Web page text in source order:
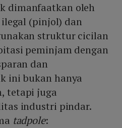
dimanfaatkan oleh
(pinjol) dan
struktur cicilan
peminjam dengan
dan
ini bukan hanya
tetapi juga
industri pindar.
tadpole: